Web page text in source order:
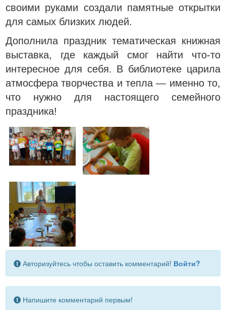
своими руками создали памятные открытки
для самых близких людей.
Дополнила праздник тематическая книжная
выставка, где каждый смог найти что-то
интересное для себя. В библиотеке царила
атмосфера творчества и тепла — именно то,
что нужно для настоящего семейного
праздника!
Авторизуйтесь чтобы оставить комментарий! Войти?
Напишите комментарий первым!